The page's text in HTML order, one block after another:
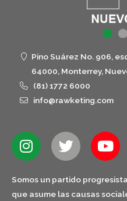
Pino Suárez No. 906,
64000, Monterrey,
(81) 1772 6000
info@rawketing.com
Somos un partido
que asume las causas